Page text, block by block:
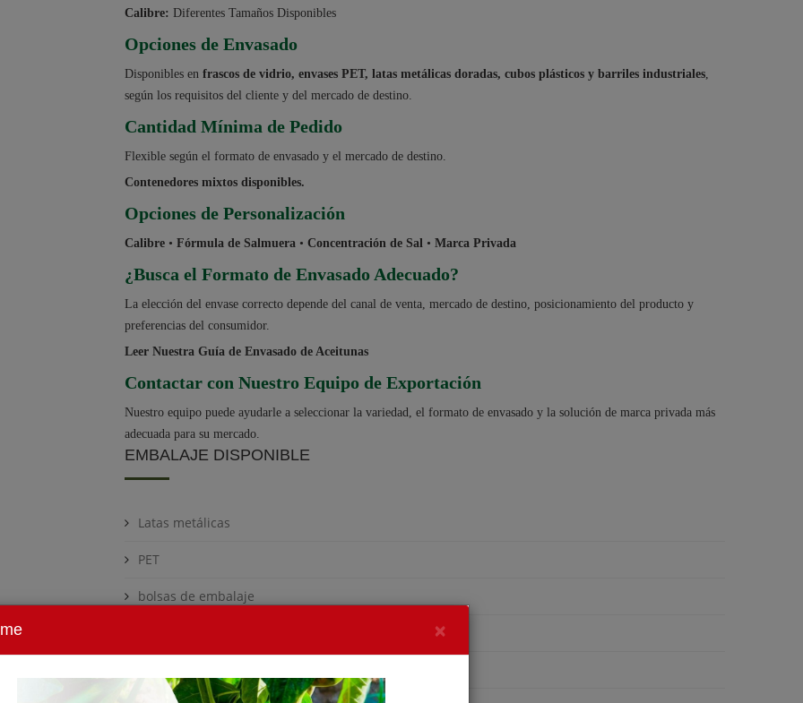
Calibre: Diferentes Tamaños Disponibles
Opciones de Envasado
Disponibles en frascos de vidrio, envases PET, latas metálicas doradas, cubos plásticos y barriles industriales,
según los requisitos del cliente y del mercado de destino.
Cantidad Mínima de Pedido
Flexible según el formato de envasado y el mercado de destino.
Contenedores mixtos disponibles.
Opciones de Personalización
Calibre • Fórmula de Salmuera • Concentración de Sal • Marca Privada
¿Busca el Formato de Envasado Adecuado?
La elección del envase correcto depende del canal de venta, mercado de destino, posicionamiento del producto y
preferencias del consumidor.
Leer Nuestra Guía de Envasado de Aceitunas
Contactar con Nuestro Equipo de Exportación
Nuestro equipo puede ayudarle a seleccionar la variedad, el formato de envasado y la solución de marca privada más
adecuada para su mercado.
EMBALAJE DISPONIBLE
Latas metálicas
PET
bolsas de embalaje
×